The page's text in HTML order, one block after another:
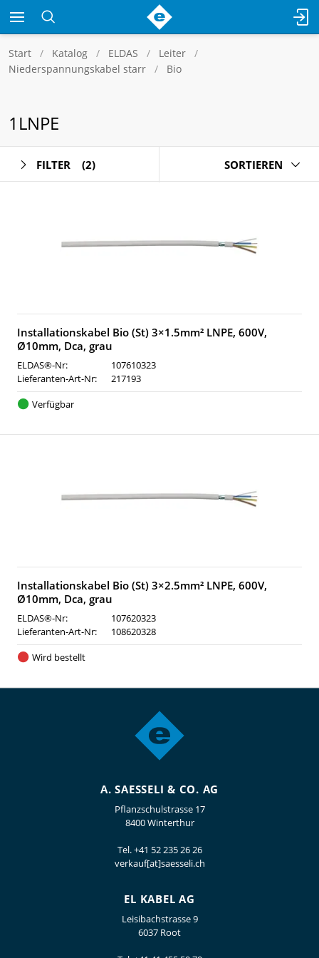
Start Katalog ELDAS
Leiter
Niederspannungskabel starr
Bio
1LNPE
FILTER (2) SORTIEREN
Installationskabel Bio (St) 3×1.5mm² LNPE, 600V,
Ø10mm, Dca, grau
ELDAS®-Nr:
107610323
Lieferanten-Art-Nr:
217193
Verfügbar
Installationskabel Bio (St) 3×2.5mm² LNPE, 600V,
Ø10mm, Dca, grau
ELDAS®-Nr:
107620323
Lieferanten-Art-Nr:
108620328
Wird bestellt
A. SAESSELI & CO. AG
Pflanzschulstrasse 17
8400 Winterthur
Tel.+41 52 235 26 26
verkauf[at]saesseli.ch
EL KABEL AG
Leisibachstrasse 9
6037 Root